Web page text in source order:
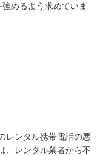
めるよう求めていま
レンタル携帯電話の悪
、レンタル業者から不